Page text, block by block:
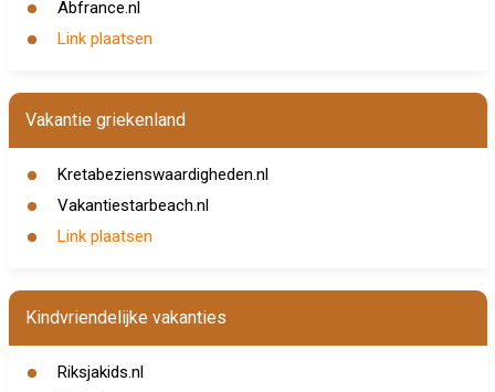
Abfrance.nl
Link plaatsen
Vakantie griekenland
Kretabezienswaardigheden.nl
Vakantiestarbeach.nl
Link plaatsen
Kindvriendelijke vakanties
Riksjakids.nl